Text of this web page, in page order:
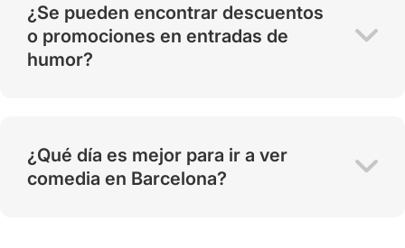
¿Se pueden encontrar descuentos
o promociones en entradas de
humor?
¿Qué día es mejor para ir a ver
comedia en Barcelona?